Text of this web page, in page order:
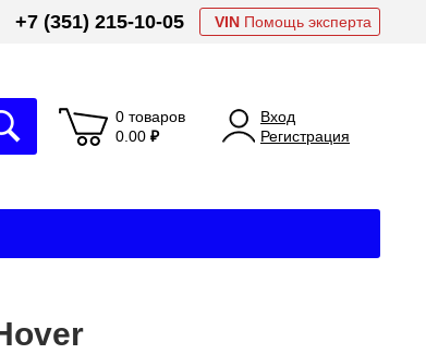
+7 (351) 215-10-05 VIN Помощь эксперта
0 товаров
0.00 ₽
Вход
Регистрация